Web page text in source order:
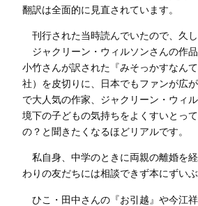
翻訳は全面的に見直されています。
刊行された当時読んでいたので、久し
ジャクリーン・ウィルソンさんの作
小竹さんが訳された『みそっかすなん
社）を皮切りに、日本でもファンが広
で大人気の作家、ジャクリーン・ウィ
境下の子どもの気持ちをよくすいとっ
の？と聞きたくなるほどリアルです。
私自身、中学のときに両親の離婚を
わりの友だちには相談できず本にずいぶ
ひこ・田中さんの『お引越』や今江